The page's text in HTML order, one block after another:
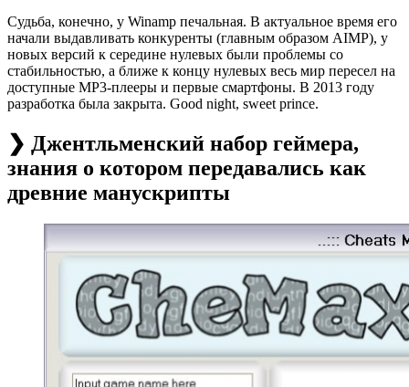
Судьба, конечно, у Winamp печальная. В актуальное время его
начали выдавливать конкуренты (главным образом AIMP), у
новых версий к середине нулевых были проблемы со
стабильностью, а ближе к концу нулевых весь мир пересел на
доступные MP3-плееры и первые смартфоны. В 2013 году
разработка была закрыта. Good night, sweet prince.
❯ Джентльменский набор геймера,
знания о котором передавались как
древние манускрипты